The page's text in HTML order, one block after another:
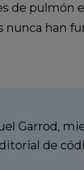
de pulmón
nunca han
Garrod,
de